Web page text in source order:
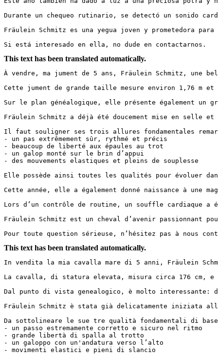
Durante un chequeo rutinario, se detectó un sonido
Fräulein Schmitz es una yegua joven y prometedora
Si está interesado en ella, no dude en contactarnos.
This text has been translated automatically.
À vendre, ma jument de 5 ans, Fräulein Schmitz, une
Cette jument de grande taille mesure environ 1,76 m et
Sur le plan généalogique, elle présente également un
Fräulein Schmitz a déjà été doucement mise en selle
Il faut souligner ses trois allures fondamentales
- un pas extrêmement sûr, rythmé et précis
- beaucoup de liberté aux épaules au trot
- un galop monté sur le brin d’appui
- des mouvements elastiques et pleins de souplesse
Elle possède ainsi toutes les qualités pour évoluer
Cette année, elle a également donné naissance à une
Lors d’un contrôle de routine, un souffle cardiaque
Fräulein Schmitz est un cheval d’avenir passionnant
Pour toute question sérieuse, n’hésitez pas à nous
This text has been translated automatically.
In vendita la mia cavalla mare di 5 anni, Fräulein
La cavalla, di statura elevata, misura circa 176 cm, e
Dal punto di vista genealogico, è molto
Fräulein Schmitz è stata già delicatamente iniziata
Da sottolineare le sue tre qualità fondamentali di
- un passo estremamente corretto e sicuro nel ritmo
- grande libertà di spalla al trotto
- un galoppo con un'andatura verso l’alto
- movimenti elastici e pieni di slancio